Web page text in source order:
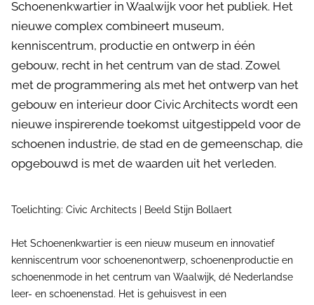
Schoenenkwartier in Waalwijk voor het publiek. Het
nieuwe complex combineert museum,
kenniscentrum, productie en ontwerp in één
gebouw, recht in het centrum van de stad. Zowel
met de programmering als met het ontwerp van het
gebouw en interieur door Civic Architects wordt een
nieuwe inspirerende toekomst uitgestippeld voor de
schoenen industrie, de stad en de gemeenschap, die
opgebouwd is met de waarden uit het verleden.
Toelichting: Civic Architects | Beeld Stijn Bollaert
Het Schoenenkwartier is een nieuw museum en innovatief
kenniscentrum voor schoenenontwerp, schoenenproductie en
schoenenmode in het centrum van Waalwijk, dé Nederlandse
leer- en schoenenstad. Het is gehuisvest in een